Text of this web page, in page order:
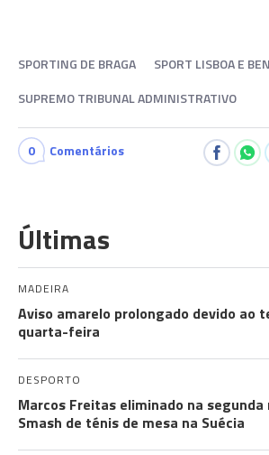
SPORTING DE BRAGA
SPORT LISBOA E
SUPREMO TRIBUNAL ADMINISTRATIVO
0 Comentários
Últimas
MADEIRA
Aviso amarelo prolongado devido ao
quarta-feira
DESPORTO
Marcos Freitas eliminado na segunda
Smash de ténis de mesa na Suécia